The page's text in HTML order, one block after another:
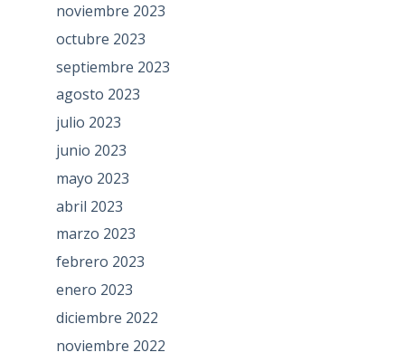
noviembre 2023
octubre 2023
septiembre 2023
agosto 2023
julio 2023
junio 2023
mayo 2023
abril 2023
marzo 2023
febrero 2023
enero 2023
diciembre 2022
noviembre 2022